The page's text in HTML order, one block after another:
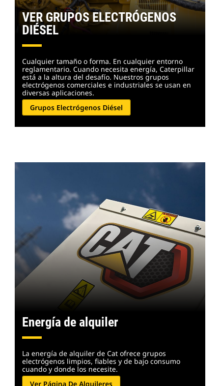
VER GRUPOS ELECTRÓGENOS
DIÉSEL
Cualquier tamaño o forma. En cualquier entorno
reglamentario. Cuando necesita energía, Caterpillar
está a la altura del desafío. Nuestros grupos
electrógenos comerciales e industriales se usan en
diversas aplicaciones.
Grupos Electrógenos Diésel
Energía de alquiler
La energía de alquiler de Cat ofrece grupos
electrógenos limpios, fiables y de bajo consumo
cuando y donde los necesite.
Ver Página De Alquileres